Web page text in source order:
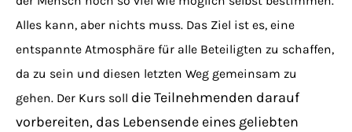
Alles kann, aber nichts muss. Das Ziel ist es, eine
entspannte Atmosphäre für alle Beteiligten zu schaffen,
da zu sein und diesen letzten Weg gemeinsam zu
gehen. Der Kurs soll die Teilnehmenden darauf
vorbereiten, das Lebensende eines geliebten